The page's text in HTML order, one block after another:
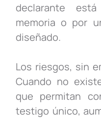
declarante
memoria o por
diseñado.
Los riesgos, sin
Cuando no
que permitan
testigo único,